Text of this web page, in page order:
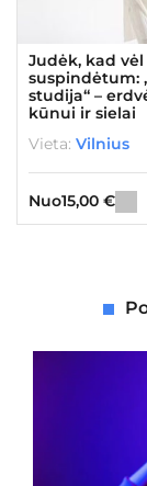
Judėk, kad vėl
suspindėtum:
studija“ –
kūnui ir sielai
Vieta: Vilnius
Nuo15,00 €